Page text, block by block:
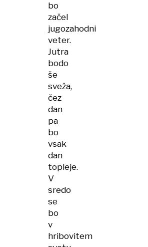
bo
začel
jugozahodni
veter.
Jutra
bodo
še
sveža,
čez
dan
pa
bo
vsak
dan
topleje.
V
sredo
se
bo
v
hribovitem